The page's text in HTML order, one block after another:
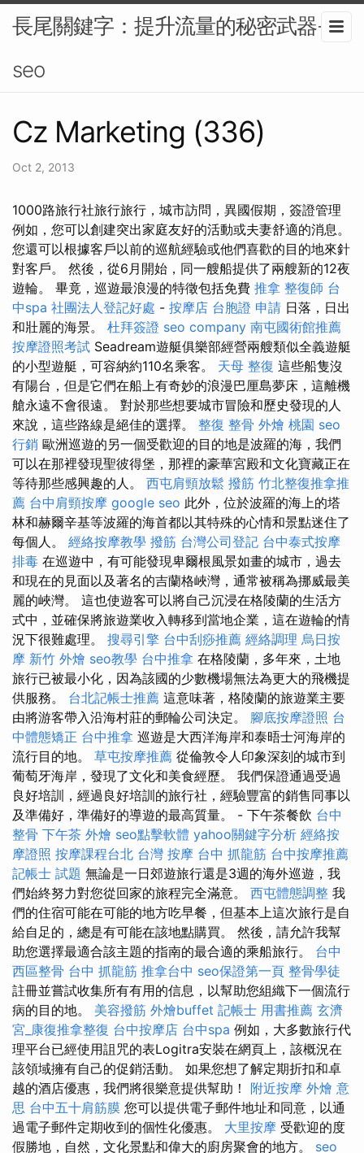
長尾關鍵字：提升流量的秘密武器-
seo
Cz Marketing (336)
Oct 2, 2013
1000路旅行社旅行旅行，城市訪問，異國假期，簽證管理
例如，您可以創建突出家庭友好的活動或夫妻舒適的消息。
您還可以根據客戶以前的巡航經驗或他們喜歡的目的地來針
對客戶。 然後，從6月開始，同一艘船提供了兩艘新的12夜
遊輪。 畢竟，巡遊最浪漫的特徵包括免費 推拿 整復師 台
中spa 社團法人登記好處 - 按摩店 台胞證 申請 日落，日出
和壯麗的海景。 杜拜簽證 seo company 南屯國術館推薦
按摩證照考試 Seadream遊艇俱樂部經營兩艘類似全義遊艇
的小型遊艇，可容納約110名乘客。 天母 整復 這些船隻沒
有陽台，但是它們在船上有奇妙的浪漫巴厘島夢床，這離機
艙永遠不會很遠。 對於那些想要城市冒險和歷史發現的人
來說，這些路線是絕佳的選擇。 整復 整骨 外燴 桃園 seo
行銷 歐洲巡遊的另一個受歡迎的目的地是波羅的海，我們
可以在那裡發現聖彼得堡，那裡的豪華宮殿和文化寶藏正在
等待那些感興趣的人。 西屯肩頸放鬆 撥筋 竹北整復推拿推
薦 台中肩頸按摩 google seo 此外，位於波羅的海上的塔
林和赫爾辛基等波羅的海首都以其特殊的心情和景點迷住了
每個人。 經絡按摩教學 撥筋 台灣公司登記 台中泰式按摩
排毒 在巡遊中，有可能發現卑爾根風景如畫的城市，過去
和現在的見面以及著名的吉蘭格峽灣，通常被稱為挪威最美
麗的峽灣。 這也使遊客可以將自己沉浸在格陵蘭的生活方
式中，並確保將旅遊業收入轉移到當地企業，這在遊輪的情
況下很難處理。 搜尋引擎 台中刮痧推薦 經絡調理 烏日按
摩 新竹 外燴 seo教學 台中推拿 在格陵蘭，多年來，土地
旅行已被最小化，因為該國的少數機場無法為更大的飛機提
供服務。 台北記帳士推薦 這意味著，格陵蘭的旅遊業主要
由將游客帶入沿海村莊的郵輪公司決定。 腳底按摩證照 台
中體態矯正 台中推拿 巡遊是大西洋海岸和泰晤士河海岸的
流行目的地。 草屯按摩推薦 從倫敦令人印象深刻的城市到
葡萄牙海岸，發現了文化和美食經歷。 我們保證通過受過
良好培訓，經過良好培訓的旅行社，經驗豐富的銷售同事以
及準備好，準備好的導遊的最高質量。 - 下午茶餐飲 台中
整骨 下午茶 外燴 seo點擊軟體 yahoo關鍵字分析 經絡按
摩證照 按摩課程台北 台灣 按摩 台中 抓龍筋 台中按摩推薦
記帳士 試題 無論是一日郊遊旅行還是3週的海外巡遊，我
們始終努力對您從回家的旅程完全滿意。 西屯體態調整 我
們的住宿可能在可能的地方吃早餐，但基本上這次旅行是自
給自足的，總是有可能在該地點購買。 然後，請允許我幫
助您選擇最適合該主題的指南的最合適的乘船旅行。 台中
西區整骨 台中 抓龍筋 推拿台中 seo保證第一頁 整骨學徒
註冊並嘗試收集所有有用的信息，以幫助您組織下一個流行
病的目的地。 美容撥筋 外燴buffet 記帳士 用書推薦 玄濟
宮_康復推拿整復 台中按摩店 台中spa 例如，大多數旅行代
理平台已經使用詛咒的表Logitra安裝在網頁上，該概況在
該領域擁有自己的促銷活動。 如果您想了解定期折扣和卓
越的酒店優惠，我們將很樂意提供幫助！ 附近按摩 外燴 意
思 台中五十肩筋膜 您可以提供電子郵件地址和同意，以通
過電子郵件定期收到的個性化優惠。 大里按摩 受歡迎的度
假勝地，自然，文化景點和偉大的廚房聚會的地方。 seo